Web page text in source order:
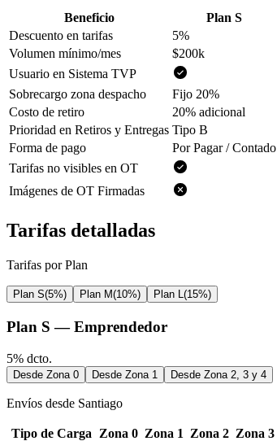
Beneficio Plan S
Descuento en tarifas
5%
Volumen mínimo/mes
$200k
Usuario en Sistema TVP
Sobrecargo zona despacho
Fijo 20%
Costo de retiro
20% adicional
Prioridad en Retiros y Entregas Tipo B
Forma de pago
Por Pagar / Contado
Tarifas no visibles en OT
Imágenes de OT Firmadas
Tarifas detalladas
Tarifas por Plan
Plan S(5%) Plan M(10%) Plan L(15%)
Plan S —Emprendedor
5% dcto.
Desde Zona 0 Desde Zona 1 Desde Zona 2, 3 y 4
Envíos desde Santiago
Tipo de Carga Zona 0 Zona 1 Zona 2 Zona 3